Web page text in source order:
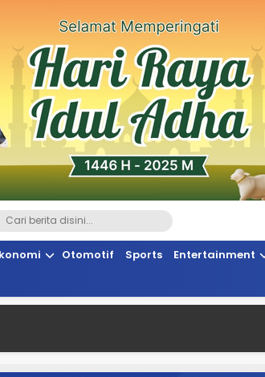
Rakyat Sulteng
Otomotif Sports Entertainment